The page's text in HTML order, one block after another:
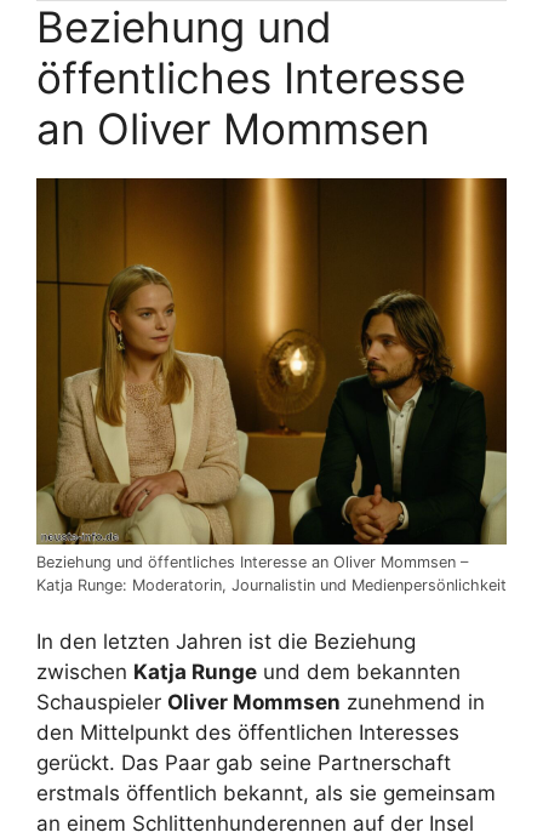
Beziehung und
öffentliches Interesse
an Oliver Mommsen
Beziehung und öffentliches Interesse an Oliver Mommsen –
Katja Runge: Moderatorin, Journalistin und Medienpersönlichkeit
In den letzten Jahren ist die Beziehung
zwischen Katja Runge und dem bekannten
Schauspieler Oliver Mommsen zunehmend in
den Mittelpunkt des öffentlichen Interesses
gerückt. Das Paar gab seine Partnerschaft
erstmals öffentlich bekannt, als sie gemeinsam
an einem Schlittenhunderennen auf der Insel